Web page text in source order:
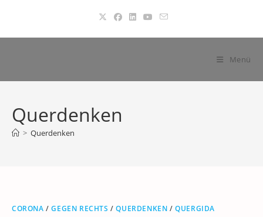
springen
Menü
Querdenken
> Querdenken
CORONA /GEGEN RECHTS /QUERDENKEN /QUERGIDA